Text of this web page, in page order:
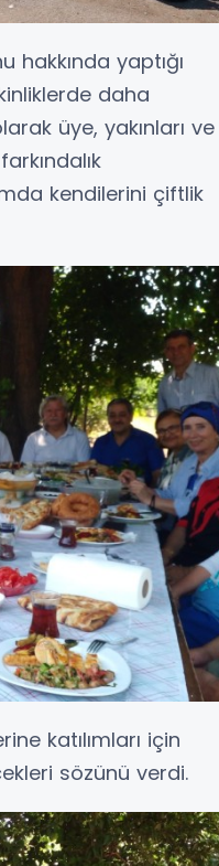
hakkında yaptığı
daha
üye, yakınları ve
kendilerini çiftlik
katılımları için
sözünü verdi.